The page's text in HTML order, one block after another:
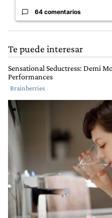
64 comentarios